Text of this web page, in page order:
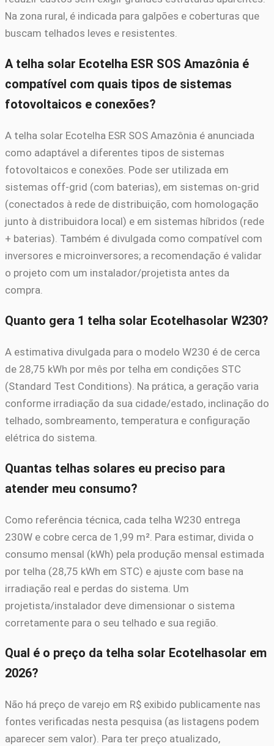
Na zona rural, é indicada para galpões e coberturas que
buscam telhados leves e resistentes.
A telha solar Ecotelha ESR SOS Amazônia é
compatível com quais tipos de sistemas
fotovoltaicos e conexões?
A telha solar Ecotelha ESR SOS Amazônia é anunciada
como adaptável a diferentes tipos de sistemas
fotovoltaicos e conexões. Pode ser utilizada em
sistemas off-grid (com baterias), em sistemas on-grid
(conectados à rede de distribuição, com homologação
junto à distribuidora local) e em sistemas híbridos (rede
+ baterias). Também é divulgada como compatível com
inversores e microinversores; a recomendação é validar
o projeto com um instalador/projetista antes da
compra.
Quanto gera 1 telha solar Ecotelhasolar W230?
A estimativa divulgada para o modelo W230 é de cerca
de 28,75 kWh por mês por telha em condições STC
(Standard Test Conditions). Na prática, a geração varia
conforme irradiação da sua cidade/estado, inclinação do
telhado, sombreamento, temperatura e configuração
elétrica do sistema.
Quantas telhas solares eu preciso para
atender meu consumo?
Como referência técnica, cada telha W230 entrega
230W e cobre cerca de 1,99 m². Para estimar, divida o
consumo mensal (kWh) pela produção mensal estimada
por telha (28,75 kWh em STC) e ajuste com base na
irradiação real e perdas do sistema. Um
projetista/instalador deve dimensionar o sistema
corretamente para o seu telhado e sua região.
Qual é o preço da telha solar Ecotelhasolar em
2026?
Não há preço de varejo em R$ exibido publicamente nas
fontes verificadas nesta pesquisa (as listagens podem
aparecer sem valor). Para ter preço atualizado,